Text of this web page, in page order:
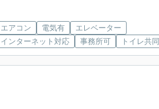
エアコン 電気有
エレベーター
インターネット対応
事務所可 トイレ共同